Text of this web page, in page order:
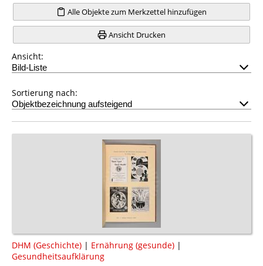
Alle Objekte zum Merkzettel hinzufügen
Ansicht Drucken
Ansicht:
Sortierung nach:
DHM (Geschichte) | Ernährung (gesunde) |
Gesundheitsaufklärung